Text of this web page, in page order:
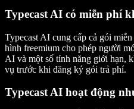
Typecast AI có miễn phí
Typecast AI cung cấp cả gói
hình freemium cho phép người
AI và một số tính năng giới hạn,
vụ trước khi đăng ký gói trả phí.
Typecast AI hoạt động